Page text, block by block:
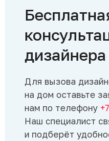
дизайнера
Для вызова
на дом оставьте
нам по телефону
Наш специалист
и подберёт